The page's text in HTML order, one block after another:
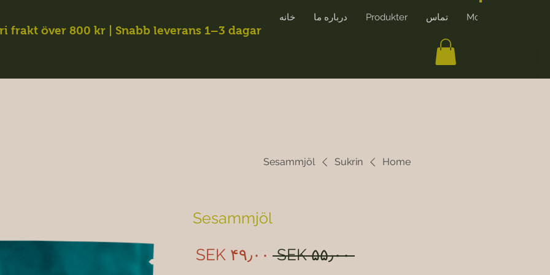
frakt över 800 kr | Snabb leverans 1–3 dagar
خانه درباره ما Produkter تماس More
Home
Sukrin
Sesammjöl
Sesammjöl
SEK ۵۵٫۰۰
Regular
SEK ۴۹٫۰۰